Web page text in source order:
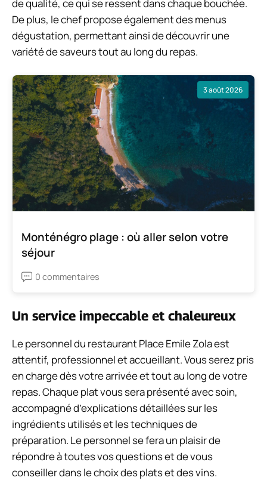
de qualité, ce qui se ressent dans chaque bouchée.
De plus, le chef propose également des menus
dégustation, permettant ainsi de découvrir une
variété de saveurs tout au long du repas.
3 août 2026
Monténégro plage : où aller selon votre
séjour
0 commentaires
Un service impeccable et chaleureux
Le personnel du restaurant Place Emile Zola est
attentif, professionnel et accueillant. Vous serez pris
en charge dès votre arrivée et tout au long de votre
repas. Chaque plat vous sera présenté avec soin,
accompagné d’explications détaillées sur les
ingrédients utilisés et les techniques de
préparation. Le personnel se fera un plaisir de
répondre à toutes vos questions et de vous
conseiller dans le choix des plats et des vins.